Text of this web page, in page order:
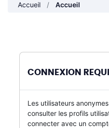
Accueil Accueil
CONNEXION
Les utilisateurs
consulter les profils
connecter avec un